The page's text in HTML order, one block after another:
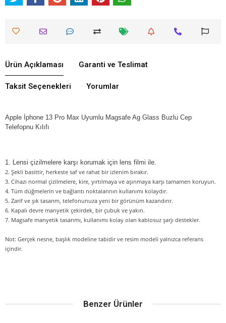
Ürün Açıklaması Garanti ve Teslimat
Taksit Seçenekleri Yorumlar
Apple İphone 13 Pro Max Uyumlu Magsafe Ag Glass Buzlu Cep
Telefopnu Kılıfı
1. Lensi çizilmelere karşı korumak için lens filmi ile.
2. Şekli basittir, herkeste saf ve rahat bir izlenim bırakır.
3. Cihazı normal çizilmelere, kire, yırtılmaya ve aşınmaya karşı tamamen koruyun.
4. Tüm düğmelerin ve bağlantı noktalarının kullanımı kolaydır.
5. Zarif ve şık tasarım, telefonunuza yeni bir görünüm kazandırır.
6. Kapalı devre manyetik çekirdek, bir çubuk ve yakın.
7. Magsafe manyetik tasarımı, kullanımı kolay olan kablosuz şarjı destekler.
Not: Gerçek nesne, başlık modeline tabidir ve resim modeli yalnızca referans
içindir.
Benzer Ürünler